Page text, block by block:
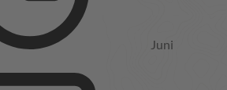
Juni